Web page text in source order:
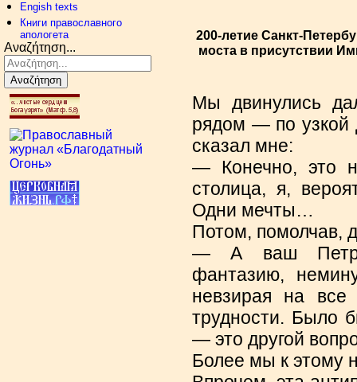
Engish texts
Книги православного
апологета
Αναζήτηση...
Αναζήτηση
200-летие Санкт-
моста в присутствии
Мы двинулись
рядом — по узкой
сказал мне:
— Конечно, это
столица, я,
Одни мечты…
Потом, помолчав,
— А ваш Петр
фантазию,
невзирая на все
трудности. Было
— это другой
Более мы к этому